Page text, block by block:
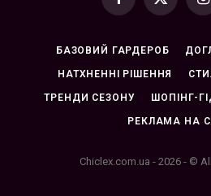
Facebook
X
БАЗОВИЙ ГАРДЕРОБ
НАТХНЕННІ РІШЕННЯ
ТРЕНДИ СЕЗОНУ ШОПІНГ-
РЕКЛАМА НА
Chiclex.com.ua - 2026 - ©